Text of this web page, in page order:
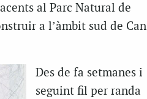
al Parc Natural de
a l’àmbit sud de Can
Des de fa setmanes i
seguint fil per randa